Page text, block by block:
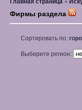
Главная страница
Фирмы раздела
Сортировать по:
Выберите регион: